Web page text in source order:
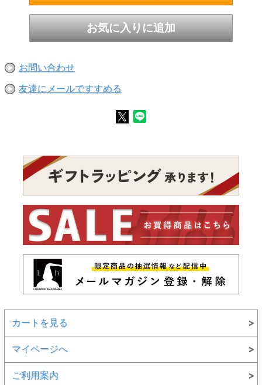
お問い合わせ
友達にメールですすめる
カートを見る
マイページへ
ご利用案内